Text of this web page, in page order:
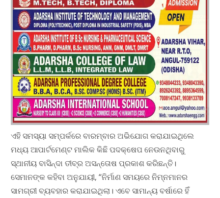
ଏହି ସମସ୍ୟା ସମ୍ପର୍କରେ ବାରମ୍ବାର ଅଭିଯୋଗ କରାଯାଇଥିଲେ
ମଧ୍ୟ ଆପାର୍ଟମେଣ୍ଟ ମାଲିକ କିଛି ପଦକ୍ଷେପ ନେଉନଥିବାରୁ
ସ୍ଥାନୀୟ ବାସିନ୍ଦା ତୀବ୍ର ଅସନ୍ତୋଷ ପ୍ରକାଶ କରିଛନ୍ତି।
ସେମାନଙ୍କ କହିବା ଅନୁଯାୟୀ, “ନିର୍ମାଣ ସମୟରେ ନିମ୍ନମାନର
ସାମଗ୍ରୀ ବ୍ୟବହାର କରାଯାଇଥିଲା। ଏବେ ସାମାନ୍ୟ ବର୍ଷାରେ ହିଁ